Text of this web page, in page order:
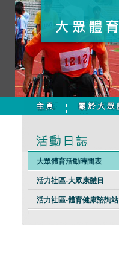
大眾體育活動時間表
活力社區-大眾康體日
活力社區-體育健康諮詢站